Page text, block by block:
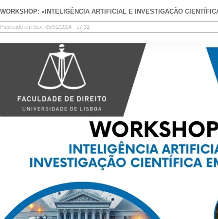
WORKSHOP: «INTELIGÊNCIA ARTIFICIAL E INVESTIGAÇÃO
Publicado em Sex, 05/01/2024 - 17:31